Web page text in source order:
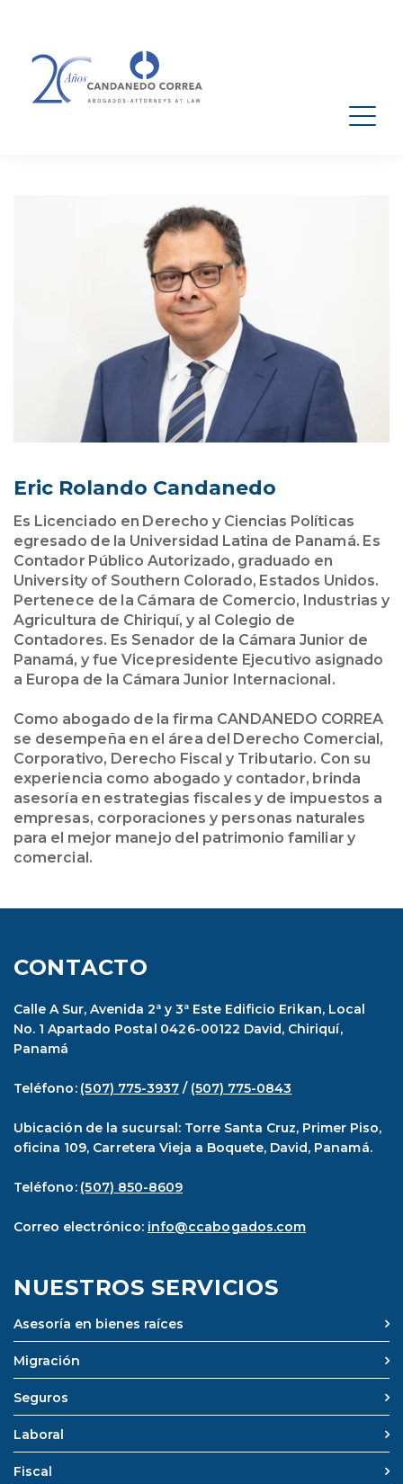
Eric Rolando Candanedo
Es Licenciado en Derecho y Ciencias Políticas
egresado de la Universidad Latina de Panamá. Es
Contador Público Autorizado, graduado en
University of Southern Colorado, Estados Unidos.
Pertenece de la Cámara de Comercio, Industrias y
Agricultura de Chiriquí, y al Colegio de
Contadores. Es Senador de la Cámara Junior de
Panamá, y fue Vicepresidente Ejecutivo asignado
a Europa de la Cámara Junior Internacional.
Como abogado de la firma CANDANEDO CORREA
se desempeña en el área del Derecho Comercial,
Corporativo, Derecho Fiscal y Tributario. Con su
experiencia como abogado y contador, brinda
asesoría en estrategias fiscales y de impuestos a
empresas, corporaciones y personas naturales
para el mejor manejo del patrimonio familiar y
comercial.
CONTACTO
Calle A Sur, Avenida 2ª y 3ª Este Edificio Erikan, Local
No. 1 Apartado Postal 0426-00122 David, Chiriquí,
Panamá
Teléfono: (507) 775-3937 / (507) 775-0843
Ubicación de la sucursal: Torre Santa Cruz, Primer Piso,
oficina 109, Carretera Vieja a Boquete, David, Panamá.
Teléfono: (507) 850-8609
Correo electrónico: info@ccabogados.com
NUESTROS SERVICIOS
Asesoría en bienes raíces
Migración
Seguros
Laboral
Fiscal